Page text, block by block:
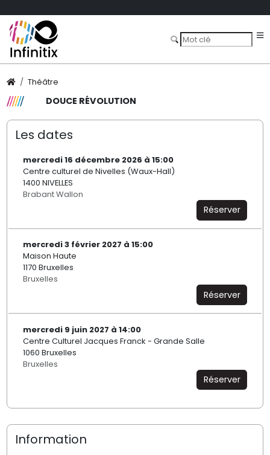
Théâtre
DOUCE RÉVOLUTION
Les dates
mercredi 16 décembre 2026 à 15:00
Centre culturel de Nivelles (Waux-Hall)
1400 NIVELLES
Brabant Wallon
Réserver
mercredi 3 février 2027 à 15:00
Maison Haute
1170 Bruxelles
Bruxelles
Réserver
mercredi 9 juin 2027 à 14:00
Centre Culturel Jacques Franck - Grande Salle
1060 Bruxelles
Bruxelles
Réserver
Information